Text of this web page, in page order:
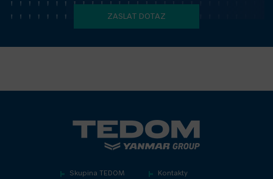
ZASLAT DOTAZ
Skupina TEDOM Kontakty